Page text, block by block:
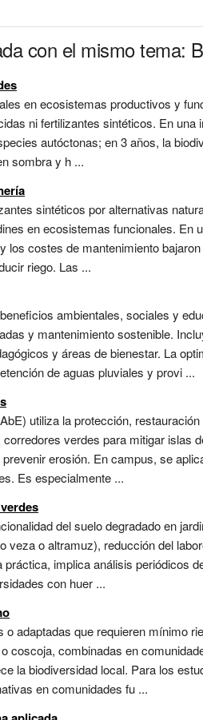
con el mismo tema:
en ecosistemas productivos y
ni fertilizantes sintéticos. En
autóctonas; en 3 años, la
sombra y h ...
sintéticos por alternativas
en ecosistemas funcionales. En
los costes de mantenimiento
riego. Las ...
ambientales, sociales y
y mantenimiento sostenible.
y áreas de bienestar. La
de aguas pluviales y provi ...
utiliza la protección,
verdes para mitigar islas
erosión. En campus, se
Es especialmente ...
del suelo degradado en
veza o altramuz), reducción del
implica análisis periódicos
con huer ...
adaptadas que requieren mínimo
coscoja, combinadas en
la biodiversidad local. Para los
en comunidades fu ...